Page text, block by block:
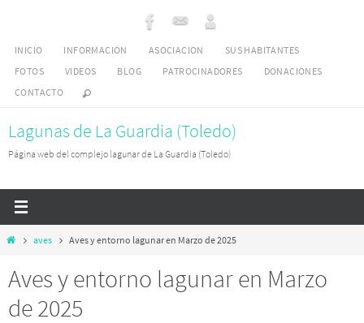
contenido
INICIO INFORMACIÓN ASOCIACION
SUS HABITANTES
FOTOS
VIDEOS BLOG PATROCINADORES
DONACIONES
CONTACTO
Lagunas de La Guardia (Toledo)
Página web del complejo lagunar de La Guardia (Toledo)
Inicioaves Aves y entorno lagunar en Marzo de 2025
Aves y entorno lagunar en Marzo
de 2025